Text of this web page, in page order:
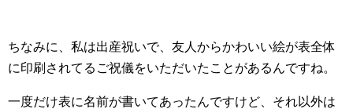
ちなみに、私は出産祝いで、友人からかわいい絵が表全体
に印刷されてるご祝儀をいただいたことがあるんですね。
一度だけ表に名前が書いてあったんですけど、それ以外は